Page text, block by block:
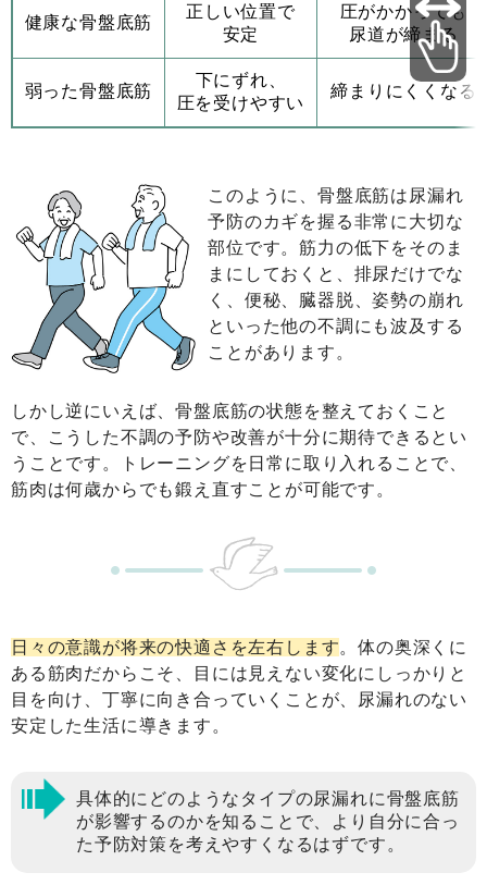
健康な骨盤底筋
正しい位置で
安定
圧がかかっても
尿道が締まる
弱った骨盤底筋
下にずれ、
圧を受けやすい
締まりにくくなる
このように、骨盤底筋は尿漏れ
予防のカギを握る非常に大切な
部位です。筋力の低下をそのま
まにしておくと、排尿だけでな
く、便秘、臓器脱、姿勢の崩れ
といった他の不調にも波及する
ことがあります。
しかし逆にいえば、骨盤底筋の状態を整えておくこと
で、こうした不調の予防や改善が十分に期待できるとい
うことです。トレーニングを日常に取り入れることで、
筋肉は何歳からでも鍛え直すことが可能です。
日々の意識が将来の快適さを左右します。体の奥深くに
ある筋肉だからこそ、目には見えない変化にしっかりと
目を向け、丁寧に向き合っていくことが、尿漏れのない
安定した生活に導きます。
具体的にどのようなタイプの尿漏れに骨盤底筋
が影響するのかを知ることで、より自分に合っ
た予防対策を考えやすくなるはずです。